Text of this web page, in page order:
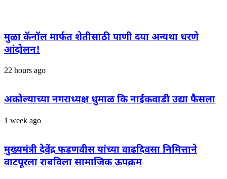
मुळा कॅनॉल मार्फत शेतीसाठी पाणी दया अन्यथा धरणे
आंदोलन!
22 hours ago
अकोल्याच्या नगराध्यक्ष धुमाळ कि नाईकवाडी उद्या फैसला
1 week ago
मुख्यमंत्री देवेंद्र फडणवीस यांच्या वाढदिवसा निमित्ताने
वाटपूरला राबविला सामाजिक ऊपक्रम